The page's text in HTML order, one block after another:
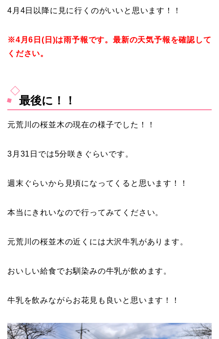
4月4日以降に見に行くのがいいと思います！！
※4月6日(日)は雨予報です。最新の天気予報を確認して
ください。
最後に！！
元荒川の桜並木の現在の様子でした！！
3月31日では5分咲きぐらいです。
週末ぐらいから見頃になってくると思います！！
本当にきれいなので行ってみてください。
元荒川の桜並木の近くには大沢牛乳があります。
おいしい給食でお馴染みの牛乳が飲めます。
牛乳を飲みながらお花見も良いと思います！！